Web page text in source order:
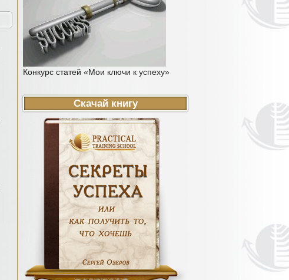
Конкурс статей «Мои ключи к успеху»
Скачай книгу